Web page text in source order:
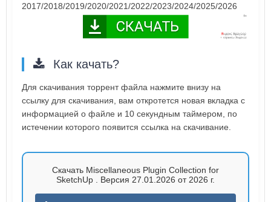
2017/2018/2019/2020/2021/2022/2023/2024/2025/2026
Как качать?
Для скачивания торрент файла нажмите внизу на
ссылку для скачивания, вам откротется новая вкладка с
информацией о файле и 10 секундным таймером, по
истечении которого появится ссылка на скачивание.
Скачать Miscellaneous Plugin Collection for
SketchUp . Версия 27.01.2026 от 2026 г.